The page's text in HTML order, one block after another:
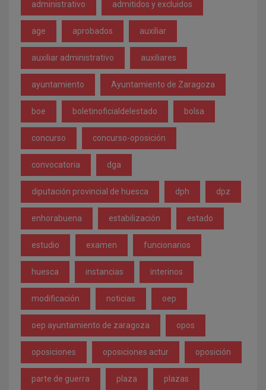
administrativo admitidos y excluidos
age aprobados auxiliar
auxiliar administrativo auxiliares
ayuntamiento Ayuntamiento de Zaragoza
boe boletinoficialdelestado bolsa
concurso concurso-oposición
convocatoria dga
diputación provincial de huesca dph dpz
enhorabuena estabilización estado
estudio examen funcionarios
huesca instancias interinos
modificación noticias oep
oep ayuntamiento de zaragoza opos
oposiciones oposiciones actur oposición
parte de guerra plaza plazas